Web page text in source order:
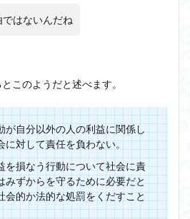
はないんだね
このようだと述べます。
が自分以外の人の利益に関係し
に対して責任を負わない。
を損なう行動について社会に責
みずからを守るために必要だと
会的か法的な処罰をくだすこと